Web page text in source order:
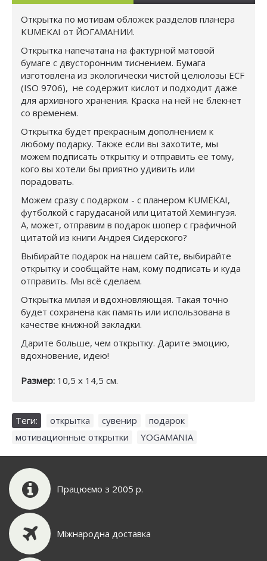
Открытка по мотивам обложек разделов планера
KUMEKAI от ЙОГАМАНИИ.
Открытка напечатана на фактурной матовой
бумаге с двусторонним тиснением. Бумага
изготовлена из экологически чистой целюлозы ECF
(ISO 9706), не содержит кислот и подходит даже
для архивного хранения. Краска на ней не блекнет
со временем.
Открытка будет прекрасным дополнением к
любому подарку. Также если вы захотите, мы
можем подписать открытку и отправить ее тому,
кого вы хотели бы приятно удивить или
порадовать.
Можем сразу с подарком - с планером KUMEKAI,
футболкой с гарудасаной или цитатой Хемингуэя.
А, может, отправим в подарок шопер с графичной
цитатой из книги Андрея Сидерского?
Выбирайте подарок на нашем сайте, выбирайте
открытку и сообщайте нам, кому подписать и куда
отправить. Мы всё сделаем.
Открытка милая и вдохновляющая. Такая точно
будет сохранена как память или использована в
качестве книжной закладки.
Дарите больше, чем открытку. Дарите эмоцию,
вдохновение, идею!
Размер: 10,5 х 14,5 см.
Теги: открытка сувенир подарок
мотивационные открытки
YOGAMANIA
Працюємо з 2005 р.
Міжнародна доставка